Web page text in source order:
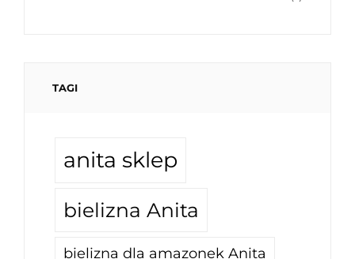
TAGI
anita sklep
bielizna Anita
bielizna dla amazonek Anita